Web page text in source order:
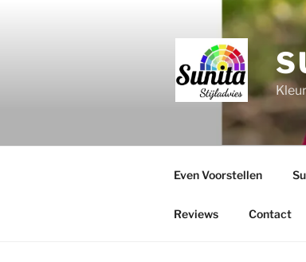
Even Voorstellen
Reviews Contact